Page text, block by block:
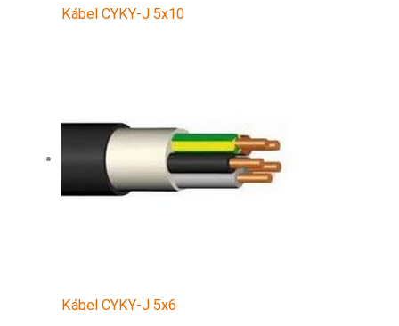
Kábel CYKY-J 5x10
Kábel CYKY-J 5x6